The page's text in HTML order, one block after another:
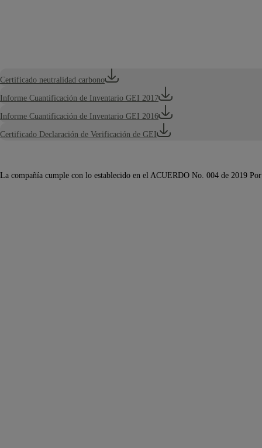
Certificado neutralidad carbono
Informe Cuantificación de Inventario GEI 2017
Informe Cuantificación de Inventario GEI 2016
Certificado Declaración de Verificación de GEI
La compañía cumple con lo establecido en el ACUERDO No. 004 de 2019